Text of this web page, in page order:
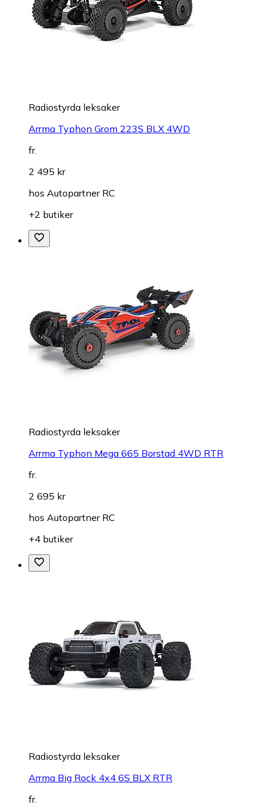
Radiostyrda leksaker
Arrma Typhon Grom 223S BLX 4WD
fr.
2 495 kr
hos Autopartner RC
+2 butiker
Radiostyrda leksaker
Arrma Typhon Mega 665 Borstad 4WD RTR
fr.
2 695 kr
hos Autopartner RC
+4 butiker
Radiostyrda leksaker
Arrma Big Rock 4x4 6S BLX RTR
fr.